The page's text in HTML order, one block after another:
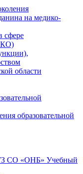
на медико-
сфере
области
образовательной
СО «ОНБ» Учебный